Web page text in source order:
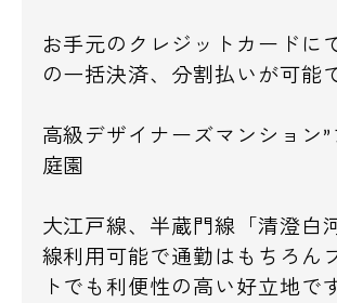
お手元のクレジットカードに
の一括決済、分割払いが可能
高級デザイナーズマンション
庭園
大江戸線、半蔵門線「清澄白
線利用可能で通勤はもちろん
トでも利便性の高い好立地です